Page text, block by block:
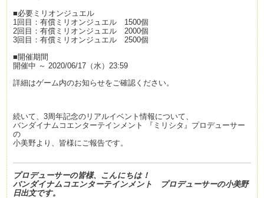
■必要ミリオンジュエル
1回目：有償ミリオンジュエル 1500個
2回目：有償ミリオンジュエル 2000個
3回目：有償ミリオンジュエル 2500個
■開催期間
開催中 ～ 2020/06/17（水）23:59
詳細はゲーム内のお知らせをご確認ください。
続いて、3周年記念のリアルイベント情報について、
バンダイナムコエンターテインメント 『ミリシタ』プロデューサー
の
小美野より、皆様にご報告です。
プロデューサーの皆様、こんにちは！
バンダイナムコエンターテインメント プロデューサーの小美野
日出文です。